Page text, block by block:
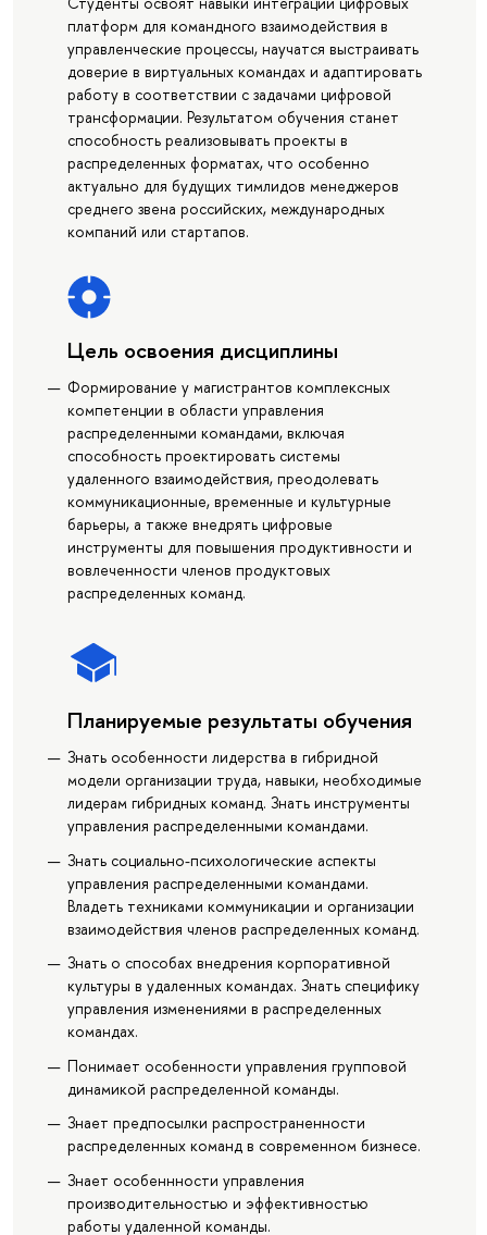
платформ для командного взаимодействия в
управленческие процессы, научатся выстраивать
доверие в виртуальных командах и адаптировать
работу в соответствии с задачами цифровой
трансформации. Результатом обучения станет
способность реализовывать проекты в
распределенных форматах, что особенно
актуально для будущих тимлидов менеджеров
среднего звена российских, международных
компаний или стартапов.
Цель освоения дисциплины
Формирование у магистрантов комплексных
компетенции в области управления
распределенными командами, включая
способность проектировать системы
удаленного взаимодействия, преодолевать
коммуникационные, временные и культурные
барьеры, а также внедрять цифровые
инструменты для повышения продуктивности и
вовлеченности членов продуктовых
распределенных команд.
Планируемые результаты обучения
Знать особенности лидерства в гибридной
модели организации труда, навыки, необходимые
лидерам гибридных команд. Знать инструменты
управления распределенными командами.
Знать социально-психологические аспекты
управления распределенными командами.
Владеть техниками коммуникации и организации
взаимодействия членов распределенных команд.
Знать о способах внедрения корпоративной
культуры в удаленных командах. Знать специфику
управления изменениями в распределенных
командах.
Понимает особенности управления групповой
динамикой распределенной команды.
Знает предпосылки распространенности
распределенных команд в современном бизнесе.
Знает особеннности управления
производительностью и эффективностью
работы удаленной команды.